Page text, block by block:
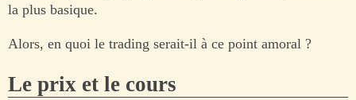
la plus basique.
Alors, en quoi le trading serait-il à ce point amoral ?
Le prix et le cours